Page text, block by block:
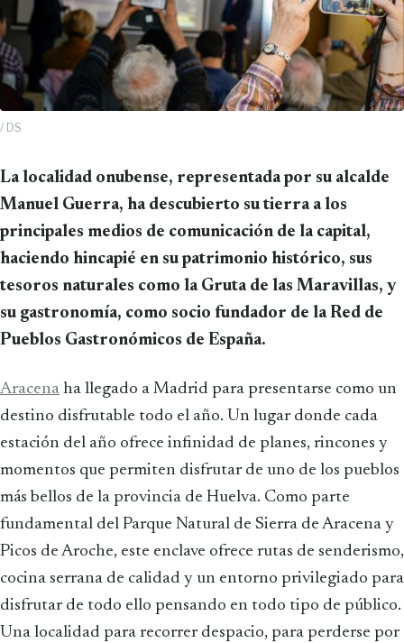
/ DS
La localidad onubense, representada por su alcalde
Manuel Guerra, ha descubierto su tierra a los
principales medios de comunicación de la capital,
haciendo hincapié en su patrimonio histórico, sus
tesoros naturales como la Gruta de las Maravillas, y
su gastronomía, como socio fundador de la Red de
Pueblos Gastronómicos de España.
Aracena ha llegado a Madrid para presentarse como un
destino disfrutable todo el año. Un lugar donde cada
estación del año ofrece infinidad de planes, rincones y
momentos que permiten disfrutar de uno de los pueblos
más bellos de la provincia de Huelva. Como parte
fundamental del Parque Natural de Sierra de Aracena y
Picos de Aroche, este enclave ofrece rutas de senderismo,
cocina serrana de calidad y un entorno privilegiado para
disfrutar de todo ello pensando en todo tipo de público.
Una localidad para recorrer despacio, para perderse por